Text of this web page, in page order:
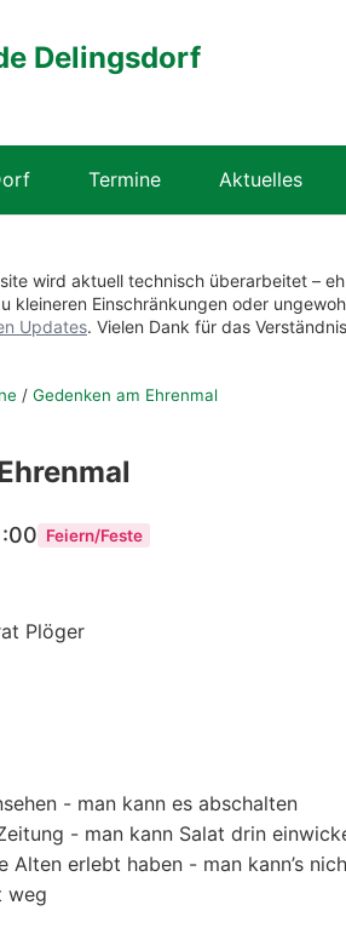
Delingsdorf
Termine Aktuelles
wird aktuell technisch überarbeitet –
kleineren Einschränkungen oder
Updates. Vielen Dank für das
/ Gedenken am Ehrenmal
Feiern/Feste
Plöger
- man kann es abschalten
- man kann Salat drin
Alten erlebt haben - man kann’s
weg